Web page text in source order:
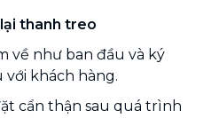
thanh treo
về như ban đầu và ký
khách hàng.
cẩn thận sau quá trình